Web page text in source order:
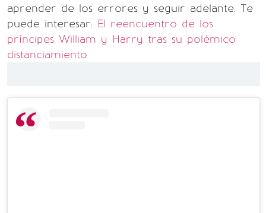
aprender de los errores y seguir adelante. Te
puede interesar: El reencuentro de los
príncipes William y Harry tras su polémico
distanciamiento